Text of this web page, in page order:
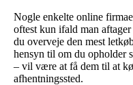
Nogle enkelte online
oftest kun ifald man
du overveje den mest
hensyn til om du opholder
– vil være at få dem til at
afhentningssted.